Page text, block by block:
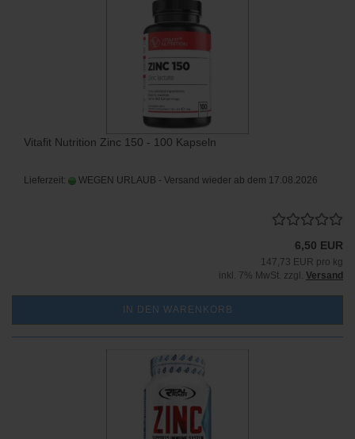
Vitafit Nutrition Zinc 150 - 100 Kapseln
Lieferzeit: WEGEN URLAUB - Versand wieder ab dem 17.08.2026
6,50 EUR
147,73 EUR pro kg
inkl. 7% MwSt. zzgl. Versand
IN DEN WARENKORB